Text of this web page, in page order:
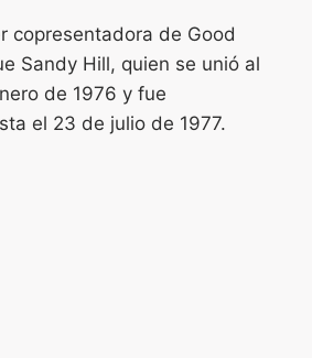
copresentadora de Good
Sandy Hill, quien se unió al
de 1976 y fue
el 23 de julio de 1977.